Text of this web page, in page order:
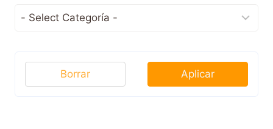
Aplicar
Borrar